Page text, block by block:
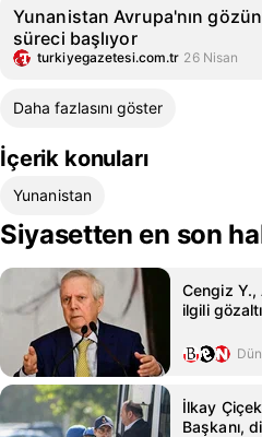
Yunanistan Avrupa'nın
süreci başlıyor
turkiyegazetesi.com.tr 26 Nisan
Daha fazlasını göster
İçerik konuları
Yunanistan
Siyasetten en son
Cengiz Y.,
ilgili
Dün
İlkay
Başkanı,